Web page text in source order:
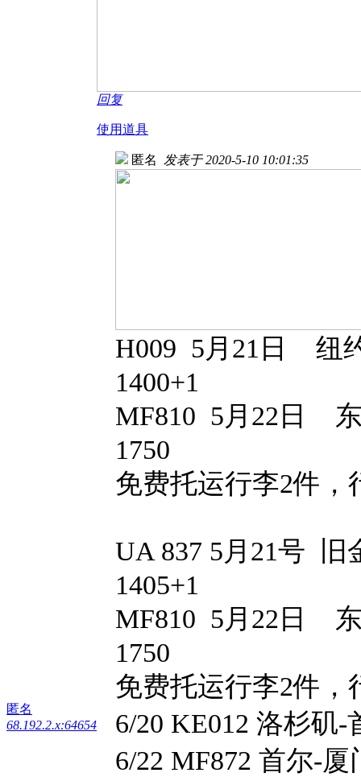
回复
使用道具
匿名
68.192.2.x:64654
匿名 发表于 2020-5-10 10:01:35
H009 5月21日 纽
1400+1
MF810 5月22日
1750
免费托运行李2件，
UA 837 5月21号 旧
1405+1
MF810 5月22日
1750
免费托运行李2件
6/20 KE012 洛杉矶-
6/22 MF872 首尔-厦